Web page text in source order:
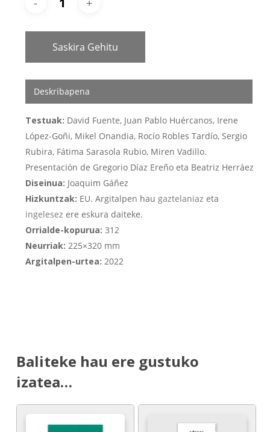
Saskira Gehitu
Deskribapena
Testuak: David Fuente, Juan Pablo Huércanos, Irene
López-Goñi, Mikel Onandia, Rocío Robles Tardío, Sergio
Rubira, Fátima Sarasola Rubio, Miren Vadillo.
Presentación de Gregorio Díaz Ereño eta Beatriz Herráez
Diseinua: Joaquim Gáñez
Hizkuntzak: EU. Argitalpen hau gaztelaniaz eta
ingelesez ere eskura daiteke.
Orrialde-kopurua: 312
Neurriak: 225×320 mm
Argitalpen-urtea: 2022
Baliteke hau ere gustuko
izatea…